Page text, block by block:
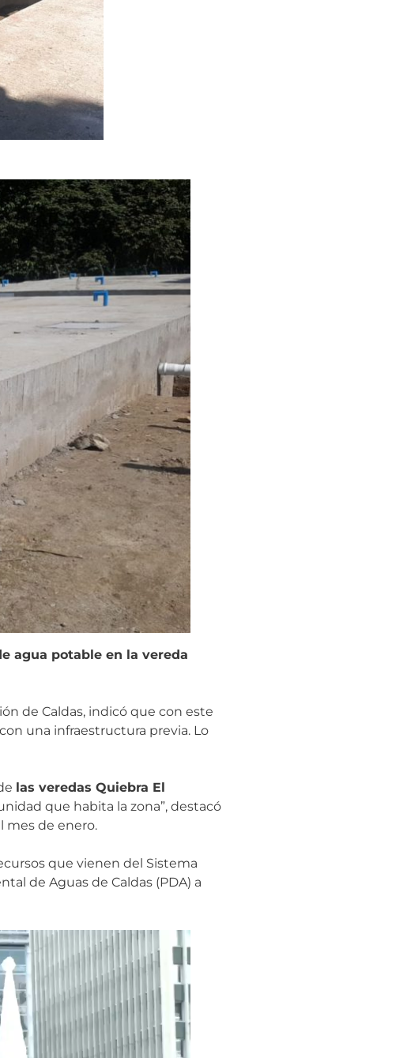
agua potable en la vereda
de Caldas, indicó que con este
una infraestructura previa. Lo
las veredas Quiebra El
que habita la zona”, destacó
mes de enero.
que vienen del Sistema
de Aguas de Caldas (PDA) a